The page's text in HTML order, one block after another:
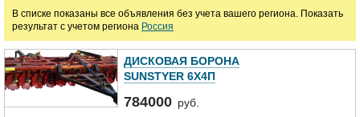
Почвофрезы Культиваторы Комбинированные почвообрабатывающие
Рыхлители Камнеуборочные машины Камнедробилки
Глубокорыхлители Почвоуглубители Комбайны для предпосевной
Плуги Катки полевые Аэраторы для лугов
В списке показаны все объявления без учета вашего региона. Показать
результат с учетом региона Россия
ДИСКОВАЯ БОРОНА
SUNSTYER 6Х4П
784000 руб.